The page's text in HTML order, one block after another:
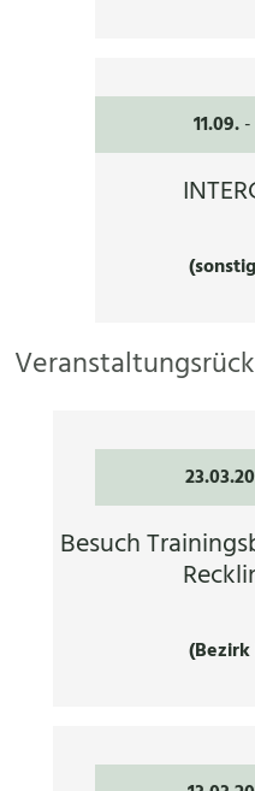
11.09.-
Besuch